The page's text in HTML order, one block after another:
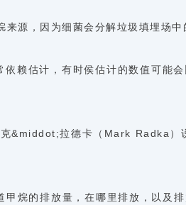
源，因为细菌会分解垃圾填埋场中
赖估计，有时侯估计的数值可能
&middot;拉德卡（Mark Radka）
烷的排放量，在哪里排放，以及